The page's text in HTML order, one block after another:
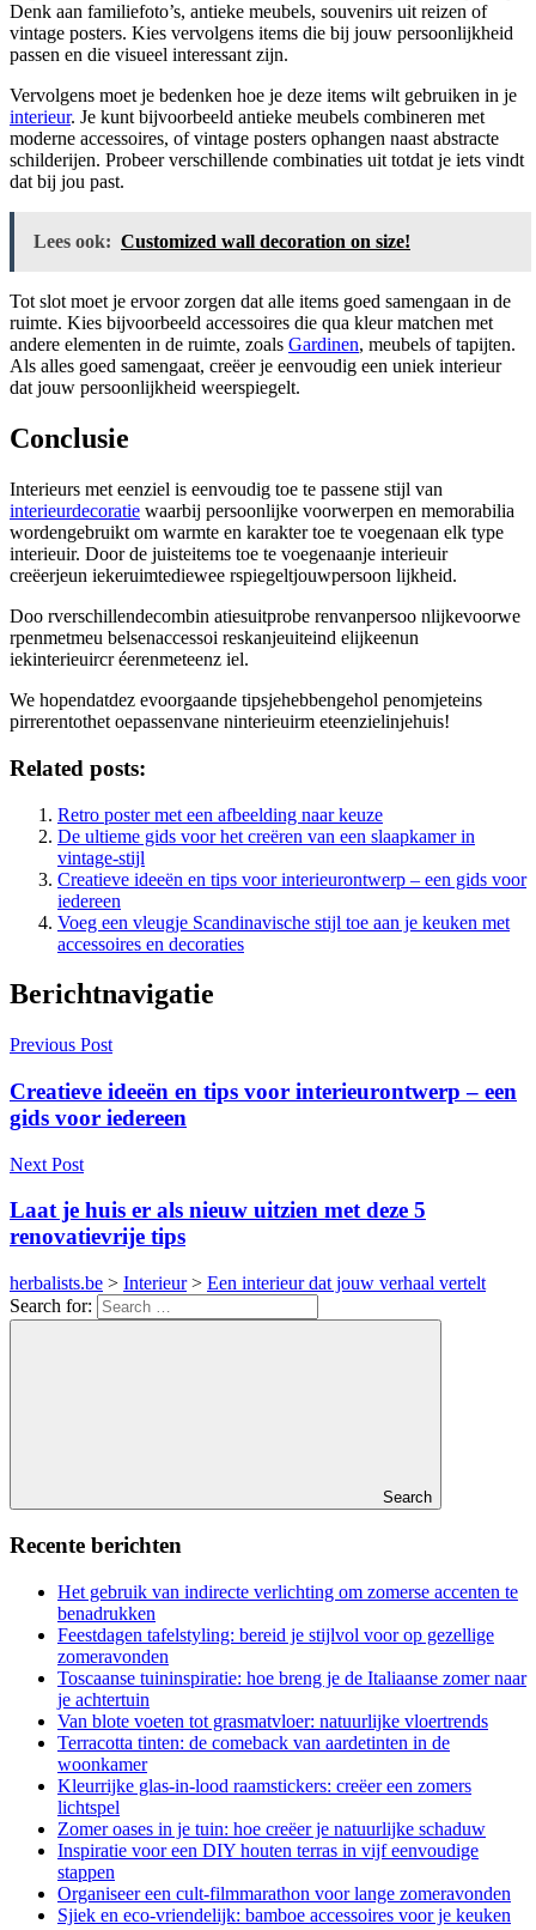
Denk aan familiefoto’s, antieke meubels, souvenirs uit reizen of
vintage posters. Kies vervolgens items die bij jouw persoonlijkheid
passen en die visueel interessant zijn.
Vervolgens moet je bedenken hoe je deze items wilt gebruiken in je
interieur. Je kunt bijvoorbeeld antieke meubels combineren met
moderne accessoires, of vintage posters ophangen naast abstracte
schilderijen. Probeer verschillende combinaties uit totdat je iets vindt
dat bij jou past.
Lees ook: Customized wall decoration on size!
Tot slot moet je ervoor zorgen dat alle items goed samengaan in de
ruimte. Kies bijvoorbeeld accessoires die qua kleur matchen met
andere elementen in de ruimte, zoals Gardinen, meubels of tapijten.
Als alles goed samengaat, creëer je eenvoudig een uniek interieur
dat jouw persoonlijkheid weerspiegelt.
Conclusie
Interieurs met eenziel is eenvoudig toe te passene stijl van
interieurdecoratie waarbij persoonlijke voorwerpen en memorabilia
wordengebruikt om warmte en karakter toe te voegenaan elk type
interieuir. Door de juisteitems toe te voegenaanje interieuir
creëerjeun iekeruimtediewee rspiegeltjouwpersoon lijkheid.
Doo rverschillendecombin atiesuitprobe renvanpersoo nlijkevoorwe
rpenmetmeu belsenaccessoi reskanjeuiteind elijkeenun
iekinterieuircr éerenmeteenz iel.
We hopendatdez evoorgaande tipsjehebbengehol penomjeteins
pirrerentothet oepassenvane ninterieuirm eteenzielinjehuis!
Related posts:
Retro poster met een afbeelding naar keuze
De ultieme gids voor het creëren van een slaapkamer in
vintage-stijl
Creatieve ideeën en tips voor interieurontwerp – een gids voor
iedereen
Voeg een vleugje Scandinavische stijl toe aan je keuken met
accessoires en decoraties
Berichtnavigatie
Previous Post
Creatieve ideeën en tips voor interieurontwerp – een
gids voor iedereen
Next Post
Laat je huis er als nieuw uitzien met deze 5
renovatievrije tips
herbalists.be > Interieur> Een interieur dat jouw verhaal vertelt
Search for:
Search
Recente berichten
Het gebruik van indirecte verlichting om zomerse accenten te
benadrukken
Feestdagen tafelstyling: bereid je stijlvol voor op gezellige
zomeravonden
Toscaanse tuininspiratie: hoe breng je de Italiaanse zomer naar
je achtertuin
Van blote voeten tot grasmatvloer: natuurlijke vloertrends
Terracotta tinten: de comeback van aardetinten in de
woonkamer
Kleurrijke glas-in-lood raamstickers: creëer een zomers
lichtspel
Zomer oases in je tuin: hoe creëer je natuurlijke schaduw
Inspiratie voor een DIY houten terras in vijf eenvoudige
stappen
Organiseer een cult-filmmarathon voor lange zomeravonden
Sjiek en eco-vriendelijk: bamboe accessoires voor je keuken